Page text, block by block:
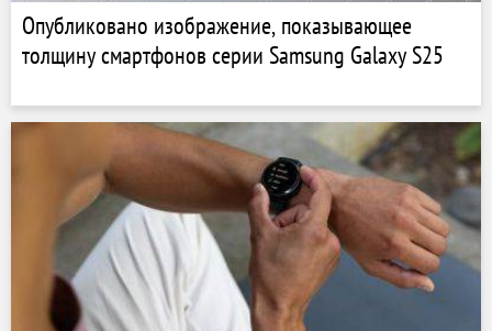
Опубликовано изображение, показывающее
толщину смартфонов серии Samsung Galaxy S25